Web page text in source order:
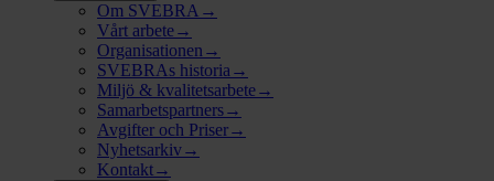
Om SVEBRA →
Vårt arbete→
Organisationen →
SVEBRAs historia→
Miljö & kvalitetsarbete→
Samarbetspartners→
Avgifter och Priser→
Nyhetsarkiv→
Kontakt→